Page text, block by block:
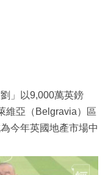
」以9,000萬英鎊
維亞（Belgravia）區
今年英國地產市場中